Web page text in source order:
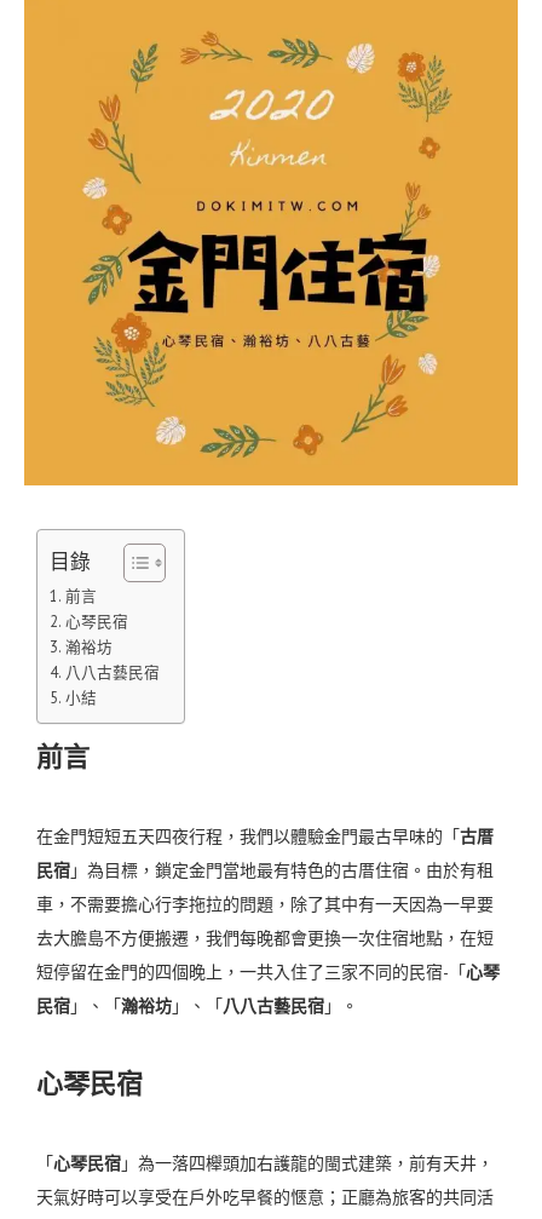
目錄
前言
心琴民宿
瀚裕坊
八八古藝民宿
小結
前言
在金門短短五天四夜行程，我們以體驗金門最古早味的「古厝
民宿」為目標，鎖定金門當地最有特色的古厝住宿。 由於有租
車，不需要擔心行李拖拉的問題，除了其中有一天因為一早要
去大膽島不方便搬遷， 我們每晚都會更換一次住宿地點，在短
短停留在金門的四個晚上，一共入住了三家不同的民宿-「心琴
民宿」、「瀚裕坊」、「八八古藝民宿」。
心琴民宿
「心琴民宿」為一落四櫸頭加右護龍的閩式建築，前有天井，
天氣好時可以享受在戶外吃早餐的愜意；正廳為旅客的共同活